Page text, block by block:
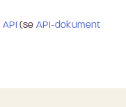
API (seAPI-dokument